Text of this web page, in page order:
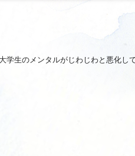
生のメンタルがじわじわと悪化し